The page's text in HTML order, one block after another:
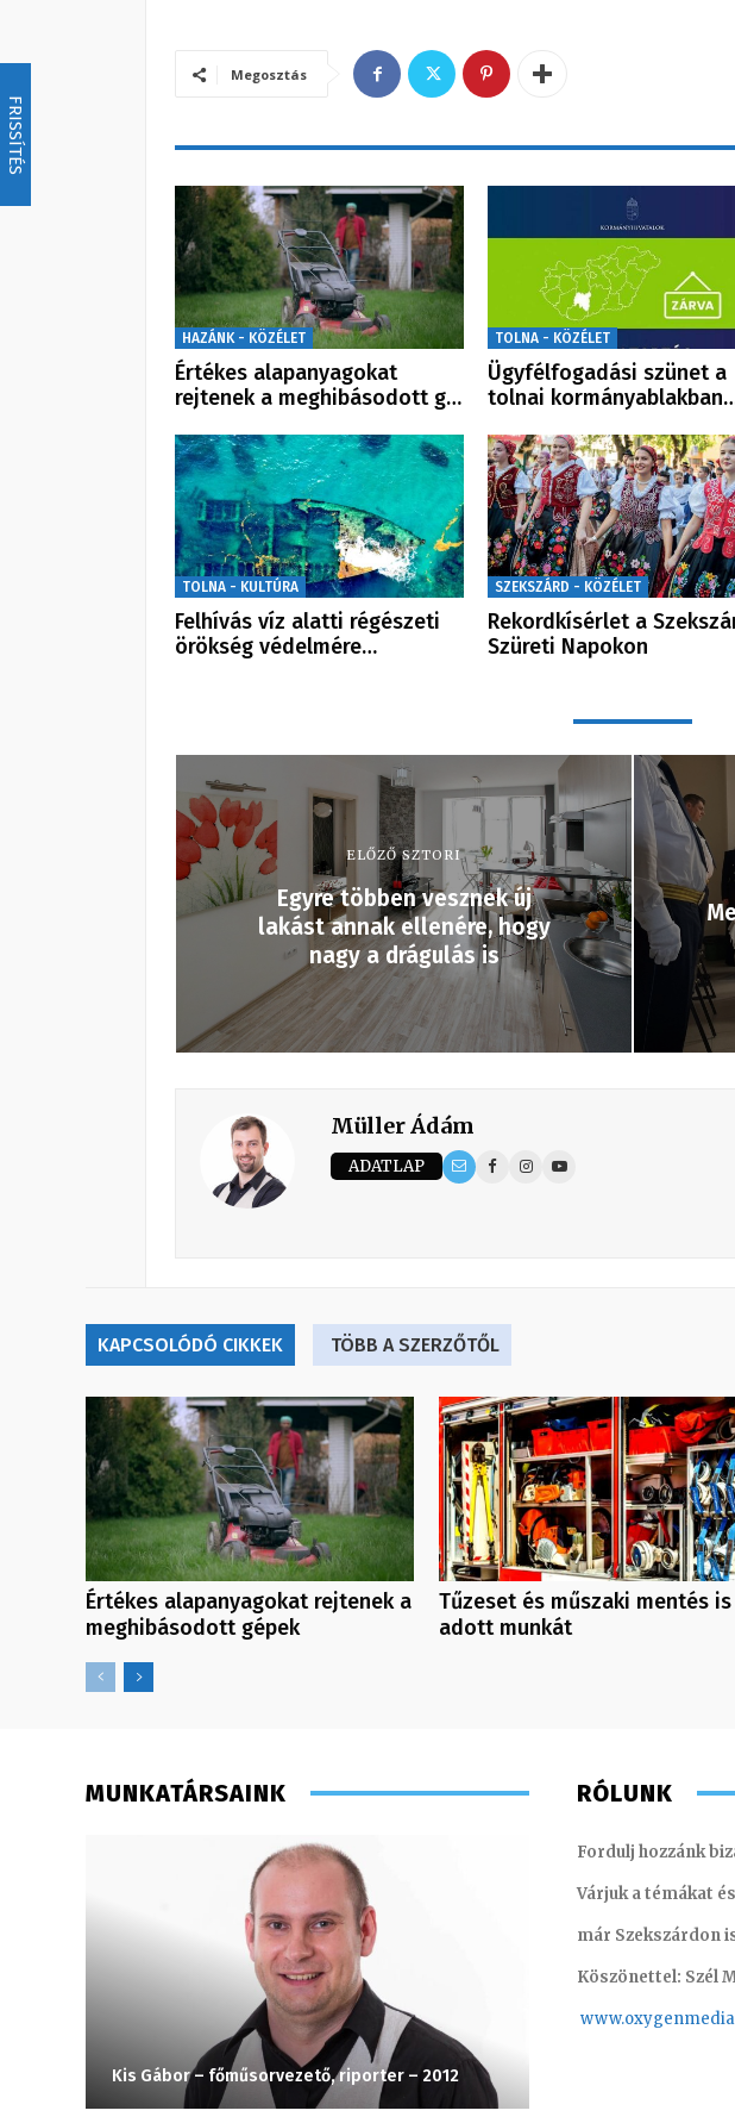
FRISSÍTÉS
Megosztás
HAZÁNK - KÖZÉLET
Értékes alapanyagokat
rejtenek a meghibásodott g…
TOLNA - KÖZÉLET
Ügyfélfogadási szünet a
tolnai
TOLNA - KULTÚRA
Felhívás víz alatti régészeti
örökség védelmére…
SZEKSZÁRD - KÖZÉLET
Rekordkísérlet a
Szüreti Napokon
ELŐZŐ SZTORI
Egyre többen vesznek új
lakást annak ellenére, hogy
nagy a drágulás is
Müller Ádám
ADATLAP
KAPCSOLÓDÓ CIKKEK TÖBB A SZERZŐTŐL
Értékes alapanyagokat rejtenek a
meghibásodott gépek
Tűzeset és műszaki mentés is
adott munkát
MUNKATÁRSAINK
Kis Gábor – főműsorvezető, riporter – 2012
RÓLUNK
Fordulj hozzánk
Várjuk a témákat
már Szekszárdon
Köszönettel: Szél